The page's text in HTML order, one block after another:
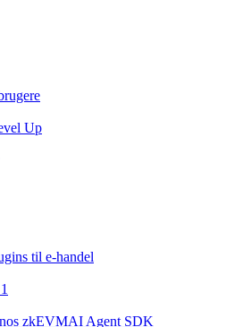
Up
til e-handel
zkEVMAI Agent SDK